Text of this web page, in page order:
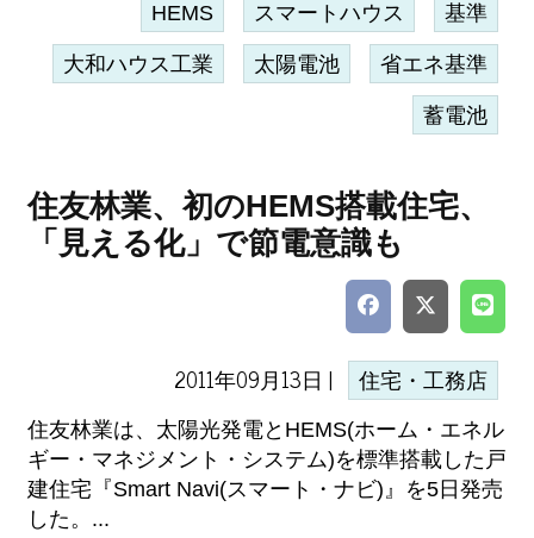
HEMS スマートハウス 基準
大和ハウス工業 太陽電池 省エネ基準
蓄電池
住友林業、初のHEMS搭載住宅、
「見える化」で節電意識も
2011年09月13日 | 住宅・工務店
住友林業は、太陽光発電とHEMS(ホーム・エネル
ギー・マネジメント・システム)を標準搭載した戸
建住宅『Smart Navi(スマート・ナビ)』を5日発売
した。...